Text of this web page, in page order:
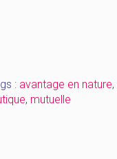
: avantage en nature,
, mutuelle